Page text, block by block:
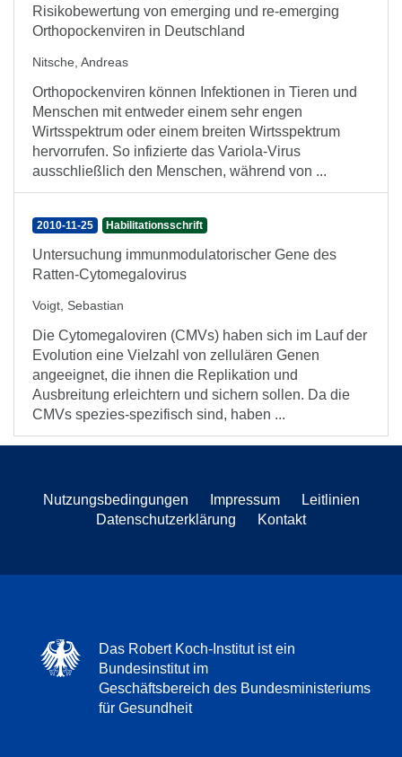
Risikobewertung von emerging und re-emerging
Orthopockenviren in Deutschland
Nitsche, Andreas
Orthopockenviren können Infektionen in Tieren und
Menschen mit entweder einem sehr engen
Wirtsspektrum oder einem breiten Wirtsspektrum
hervorrufen. So infizierte das Variola-Virus
ausschließlich den Menschen, während von ...
2010-11-25 Habilitationsschrift
Untersuchung immunmodulatorischer Gene des
Ratten-Cytomegalovirus
Voigt, Sebastian
Die Cytomegaloviren (CMVs) haben sich im Lauf der
Evolution eine Vielzahl von zellulären Genen
angeeignet, die ihnen die Replikation und
Ausbreitung erleichtern und sichern sollen. Da die
CMVs spezies-spezifisch sind, haben ...
Nutzungsbedingungen Impressum
Leitlinien
Datenschutzerklärung
Kontakt
Das Robert Koch-Institut ist ein
Bundesinstitut im
Geschäftsbereich des Bundesministeriums
für Gesundheit